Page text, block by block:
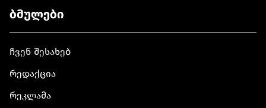
ბმულები
ჩვენ შესახებ
რედაქცია
რეკლამა